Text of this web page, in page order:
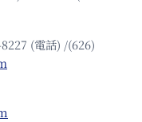
(電話) /(626)